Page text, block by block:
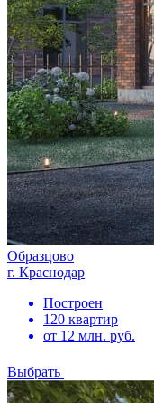
Образцово
г. Краснодар
Построен
120 квартир
от 12 млн. руб.
Выбрать